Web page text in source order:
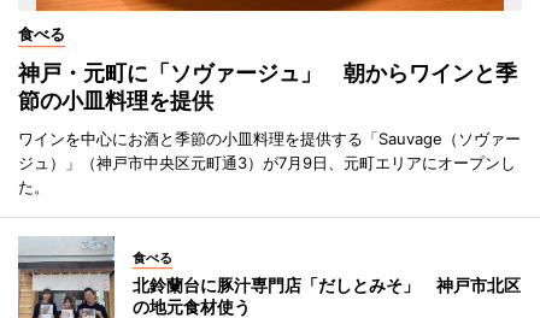
食べる
神戸・元町に「ソヴァージュ」 朝からワインと季
節の小皿料理を提供
ワインを中心にお酒と季節の小皿料理を提供する「Sauvage（ソヴァー
ジュ）」（神戸市中央区元町通3）が7月9日、元町エリアにオープンし
た。
食べる
北鈴蘭台に豚汁専門店「だしとみそ」 神戸市北区
の地元食材使う